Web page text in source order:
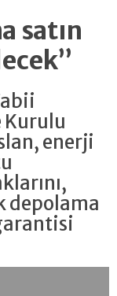
satın
Kurulu
enerji
depolama